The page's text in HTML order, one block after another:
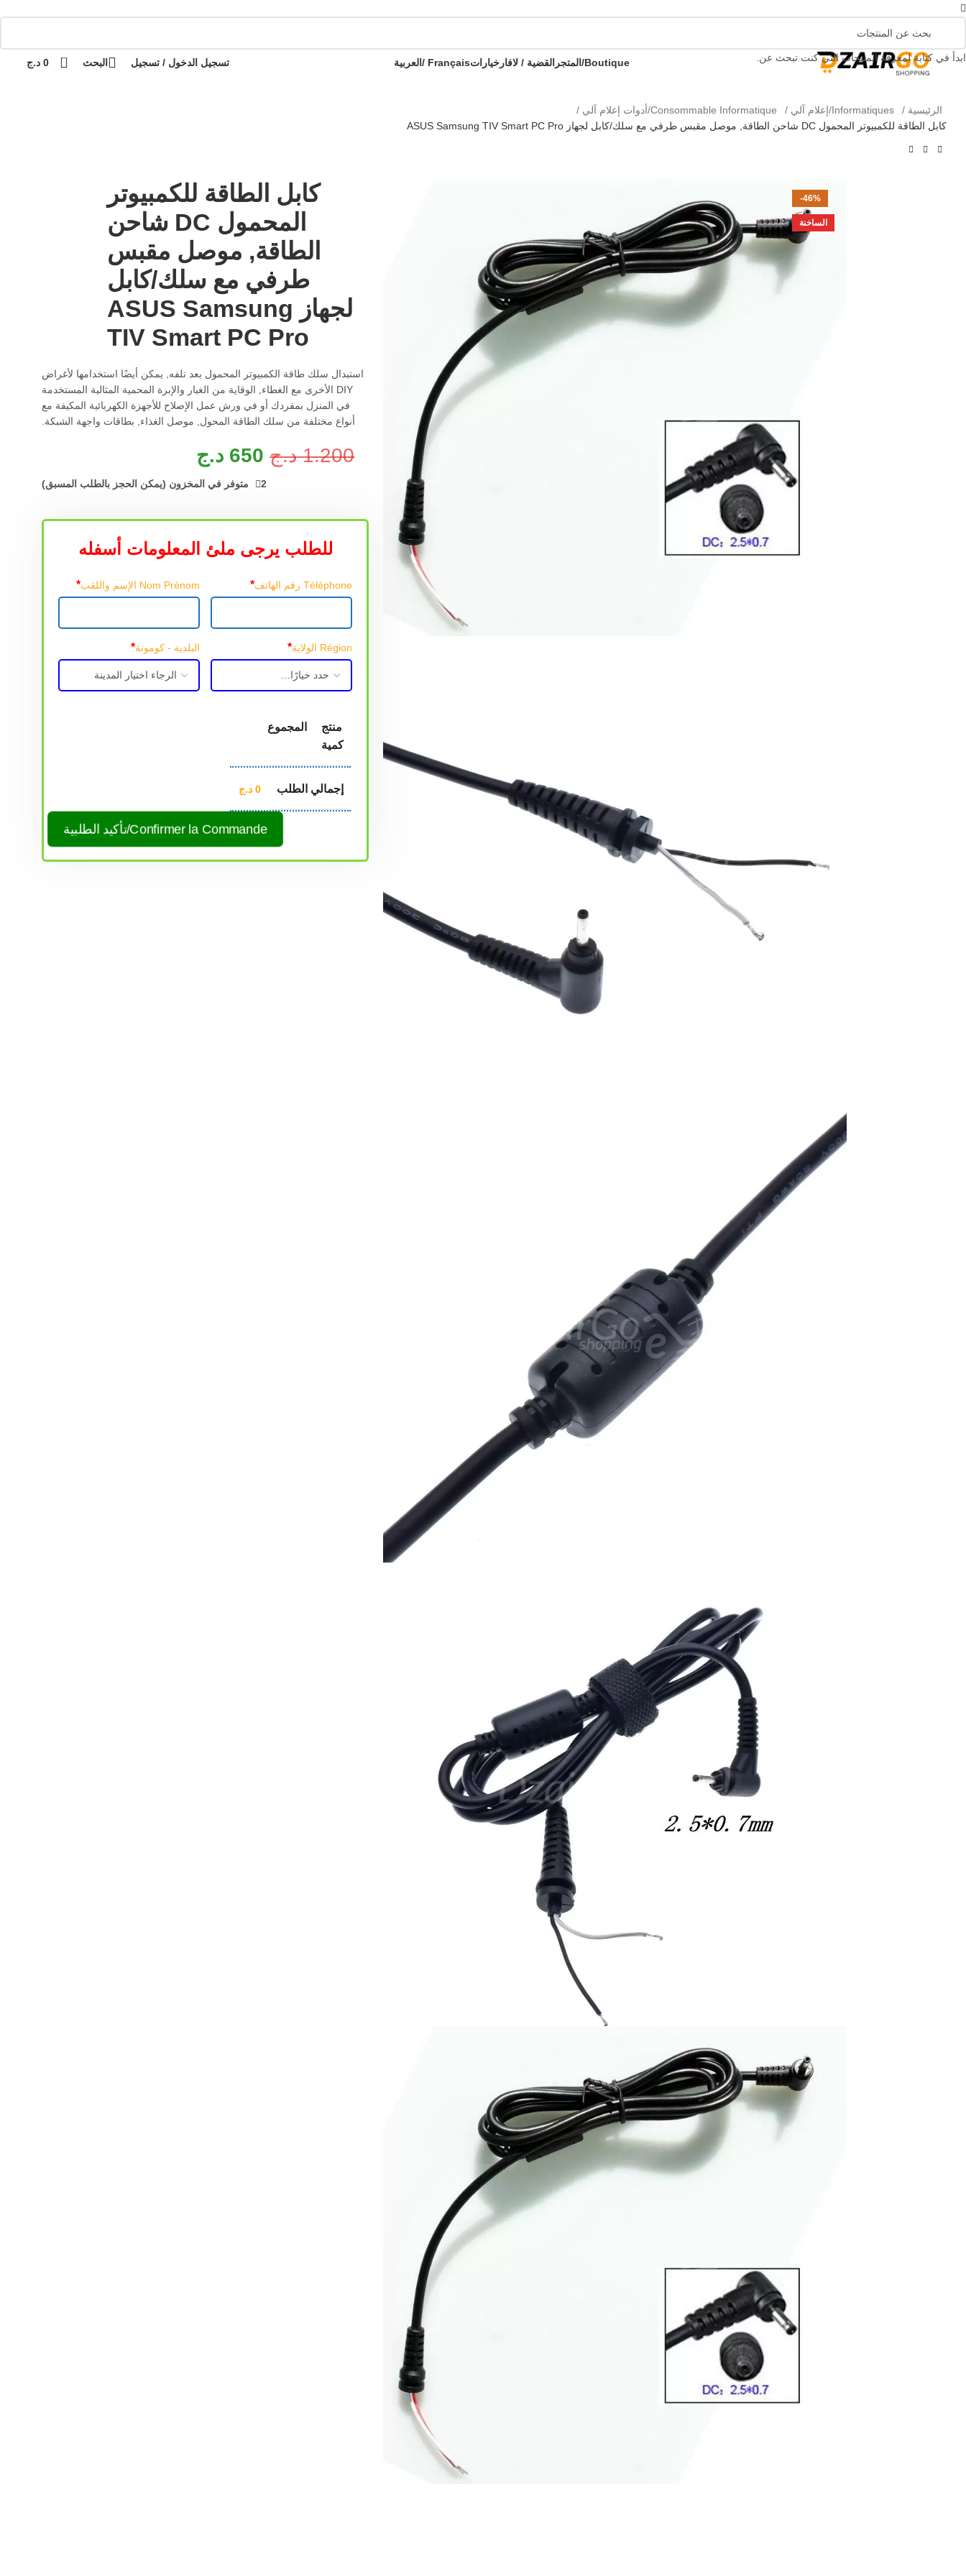
التوصيل 69 ولاية - توصيل 69 يصرف كل طلبية ثانية معها هدية 🎁 - كل طلب ثاني مع هدية !🔥 OFFRE SPÉCIALE 🔥 عرض خاص 🔥 الدفع عند الاستلام / الدفع عند الاستلامالتوصيل 69 ولاية - توصيل 69 يصرف كل
Boutique/المتجر القضية / لافار خياراتFrançais / العربية تسجيل الدخول / تسجيل البحث 0
0 د.ج
الرئيسية Informatiques/إعلام آلي
Consommable Informatique/أدوات إعلام آلي
كابل الطاقة للكمبيوتر المحمول DC شاحن الطاقة, موصل مقبس طرفي مع سلك/كابل لجهاز ASUS Samsung TIV Smart PC Pro
-46%
الساخنة
كابل الطاقة للكمبيوتر
المحمول DC شاحن
الطاقة, موصل مقبس
طرفي مع سلك/كابل
لجهاز ASUS Samsung
TIV Smart PC Pro
استبدال سلك طاقة الكمبيوتر المحمول بعد تلفه, يمكن أيضًا استخدامها لأغراض
DIY الأخرى مع الغطاء, الوقاية من الغبار والإبرة المحمية المثالية المستخدمة
في المنزل بمفردك أو في ورش عمل الإصلاح للأجهزة الكهربائية المكيفة مع
أنواع مختلفة من سلك الطاقة المحول, موصل الغذاء, بطاقات واجهة الشبكة.
1.200 د.ج 650 د.ج
2 متوفر في المخزون (يمكن الحجز بالطلب المسبق)
للطلب يرجى ملئ المعلومات أسفله
Téléphone رقم الهاتف * Nom Prénom الإسم واللقب *
Région الولاية * البلدية - كومونة*
منتج
كمية
المجموع
إجمالي الطلب 0 د.ج
Confirmer la Commande/تأكيد الطلبية
ابدأ في كتابة لمعرفة المنتجات التي كنت تبحث عن.